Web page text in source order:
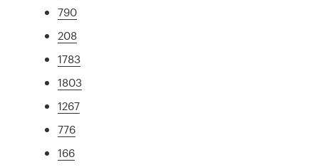
790
208
1783
1803
1267
776
166